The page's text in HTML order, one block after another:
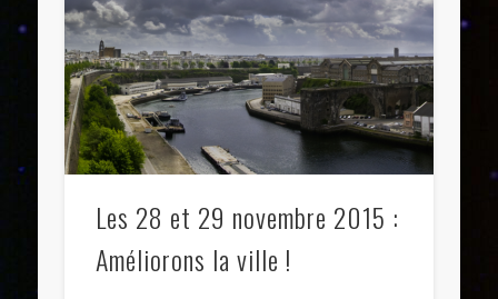
Les 28 et 29 novembre 2015 :
Améliorons la ville !